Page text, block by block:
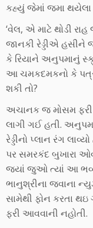
કહ્યું જેમાં જમા થયેલા
‘વેલ, એ માટે થોડી રાહ
જાનકી રેડ્ડીએ હસીને
કે રિયાને અનુપમાનું
આ ચમકદમકનો કે
શકી તો?
અચાનક જ મોસમ ફરી
લાગી ગઈ હતી.
રેડ્ડીનો પ્લાન રંગ
પર સમરકંદ બુખારા
જ્યાં જુઓ ત્યાં આ ભવ્ય
ભાનુશ્રીના જવાના
સામેથી ફોન કરતા
ફરી આવવાની નહોતી.